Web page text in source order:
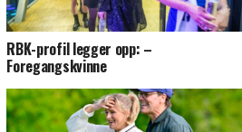
RBK-profil legger opp: –
Foregangskvinne